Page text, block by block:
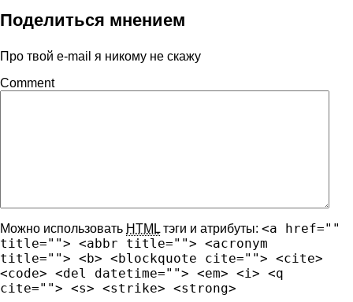
Поделиться мнением
Про твой e-mail я никому не скажу
Comment
Можно использовать HTML тэги и атрибуты: <a href=""
title=""> <abbr title=""> <acronym
title=""> <b> <blockquote cite=""> <cite>
<code> <del datetime=""> <em> <i> <q
cite=""> <s> <strike> <strong>